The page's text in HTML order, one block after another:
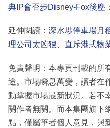
典IP會否步Disney-Fox後塵
延伸閱讀： 深水埗停車場月
理公司太凶狠、直斥港式物
免責聲明：本專頁刊載的所
途。市場瞬息萬變，讀者在
動掌握市場最新狀況。若不
關作者無關。而本集團旗下
點，僅屬筆者個人意見，與